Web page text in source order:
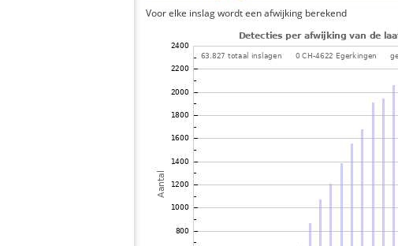
Voor elke inslag wordt een afwijking berekend